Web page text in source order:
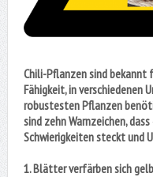
Chili-Pflanzen sind bekannt
Fähigkeit, in verschiedenen
robustesten Pflanzen
sind zehn Warnzeichen,
Schwierigkeiten steckt und
1. Blätter verfärben sich gelb